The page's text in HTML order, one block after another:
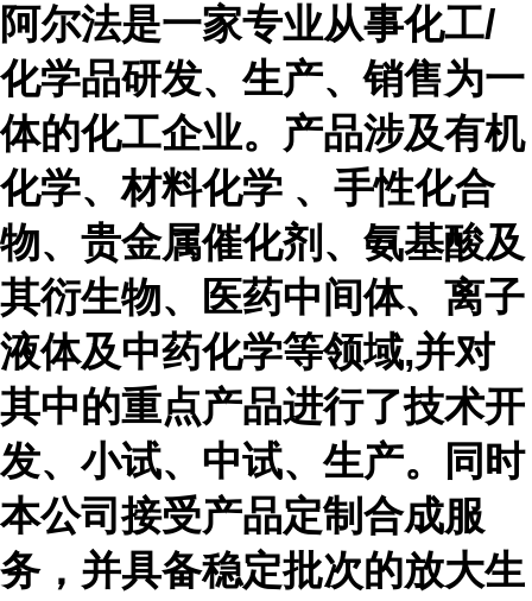
阿尔法是一家专业从事化工/
化学品研发、生产、销售为一
体的化工企业。产品涉及有机
化学、材料化学 、手性化合
物、贵金属催化剂、氨基酸及
其衍生物、医药中间体、离子
液体及中药化学等领域,并对
其中的重点产品进行了技术开
发、小试、中试、生产。同时
本公司接受产品定制合成服
务，并具备稳定批次的放大生